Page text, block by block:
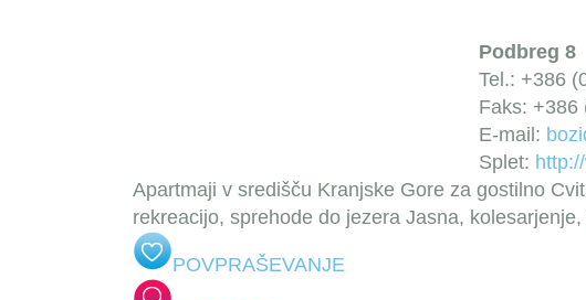
Podbreg 8
Tel.: +386
Faks: +386
E-mail:
Splet:
Apartmaji v središču Kranjske Gore za gostilno
rekreacijo, sprehode do jezera Jasna,
POVPRAŠEVANJE